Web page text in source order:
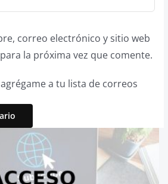
correo electrónico y sitio web
la próxima vez que comente.
agrégame a tu lista de correos